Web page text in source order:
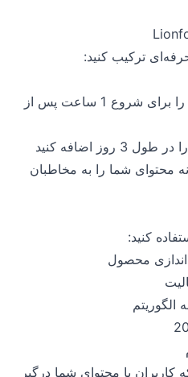
ترکیب کنید:
1. یک بسته تعامل Lionfollow را برای شروع 1 ساعت پس از
محتوای شما را به مخاطبان
کنید:
محصول
کاربران با محتوای شما درگیر